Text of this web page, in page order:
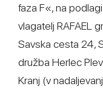
faza F«, na
vlagatelj RAFAEL
Savska cesta 24,
družba Herlec
Kranj (v